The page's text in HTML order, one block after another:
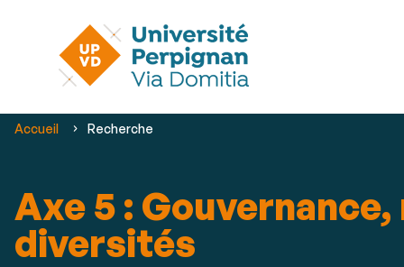
Vous
Accueil Recherche
Axe 5 :
diversités